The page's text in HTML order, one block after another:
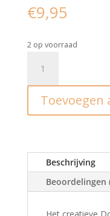
€9,95
2 op voorraad
creatieve
doodle
doeboek
aantal
Toevoegen
Beschrijving
Beoordelingen
Het creatieve